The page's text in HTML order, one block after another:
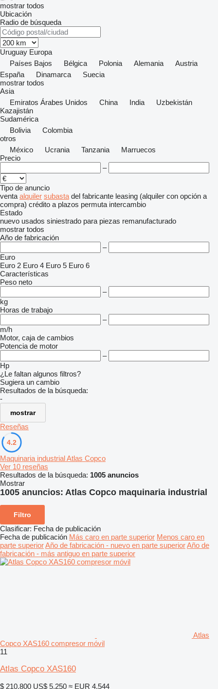
mostrar todos
Ubicación
Radio de búsqueda
Uruguay Europa
Países Bajos
Bélgica Polonia Alemania
Austria
España
Dinamarca
Suecia
mostrar todos
Asia
Emiratos Árabes Unidos
China India
Uzbekistán
Kazajistán
Sudamérica
Bolivia
Colombia
otros
México
Ucrania Tanzania
Marruecos
Precio
–
Tipo de anuncio
venta alquiler subasta del fabricante leasing (alquiler con opción a
compra) crédito a plazos permuta intercambio
Estado
nuevo usados siniestrado para piezas remanufacturado
mostrar todos
Año de fabricación
–
Euro
Euro 2 Euro 4 Euro 5 Euro 6
Características
Peso neto
–
kg
Horas de trabajo
–
m/h
Motor, caja de cambios
Potencia de motor
–
Hp
¿Le faltan algunos filtros?
Sugiera un cambio
Resultados de la búsqueda:
-
mostrar
Reseñas
4.2
Maquinaria industrial Atlas Copco
Ver 10 reseñas
Resultados de la búsqueda: 1005 anuncios
Mostrar
1005 anuncios: Atlas Copco maquinaria industrial
Filtro
Clasificar: Fecha de publicación
Fecha de publicación Más caro en parte superior Menos caro en
parte superiorAño de fabricación - nuevo en parte superiorAño de
fabricación - más antiguo en parte superior
Atlas
Copco XAS160 compresor móvil
11
Atlas Copco XAS160
$ 210.800 US$ 5.250 ≈ EUR 4.544